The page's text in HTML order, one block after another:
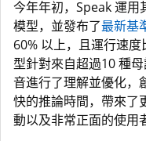
今年年初，Speak 運用
模型，並發布了最新基
60% 以上，且運行速
型針對來自超過10 種
音進行了理解並優化，
快的推論時間，帶來了
動以及非常正面的使用